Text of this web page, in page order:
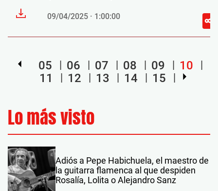
09/04/2025 · 1:00:00
05 06 07 08 09
10
11
12 13 14 15
Lo más visto
Adiós a Pepe Habichuela, el maestro de
la guitarra flamenca al que despiden
Rosalía, Lolita o Alejandro Sanz